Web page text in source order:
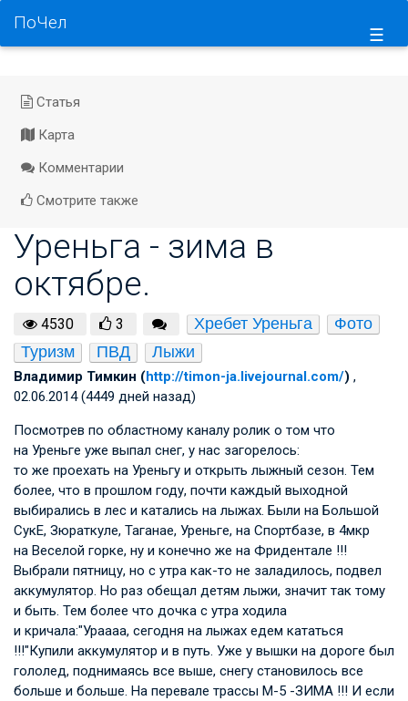
☰
ПоЧел
Статья
Карта
Комментарии
Смотрите также
Уреньга - зима в
октябре.
4530 3 Хребет Уреньга
Фото
Туризм
ПВД Лыжи
Владимир Тимкин (http://timon-ja.livejournal.com/) ,
02.06.2014 (4449 дней назад)
Посмотрев по областному каналу ролик о том что
на Уреньге уже выпал снег, у нас загорелось:
то же проехать на Уреньгу и открыть лыжный сезон. Тем
более, что в прошлом году, почти каждый выходной
выбирались в лес и катались на лыжах. Были на Большой
СукЕ, Зюраткуле, Таганае, Уреньге, на Спортбазе, в 4мкр
на Веселой горке, ну и конечно же на Фридентале !!!
Выбрали пятницу, но с утра как-то не заладилось, подвел
аккумулятор. Но раз обещал детям лыжи, значит так тому
и быть. Тем более что дочка с утра ходила
и кричала:"Ураааа, сегодня на лыжах едем кататься
!!!"Купили аккумулятор и в путь. Уже у вышки на дороге был
гололед, поднимаясь все выше, снегу становилось все
больше и больше. На перевале трассы М-5 -ЗИМА !!! И если